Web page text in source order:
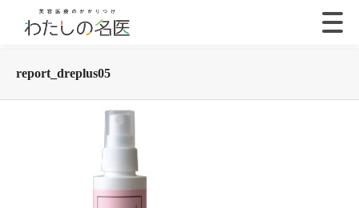
report_dreplus05